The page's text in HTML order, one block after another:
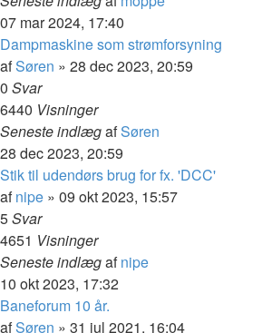
07 mar 2024, 17:40
Dampmaskine som strømforsyning
afSøren » 28 dec 2023, 20:59
0 Svar
6440 Visninger
Seneste indlægafSøren
28 dec 2023, 20:59
Stik til udendørs brug for fx. 'DCC'
afnipe » 09 okt 2023, 15:57
5Svar
4651 Visninger
Seneste indlægafnipe
10 okt 2023, 17:32
Baneforum 10 år.
afSøren » 31 jul 2021, 16:04